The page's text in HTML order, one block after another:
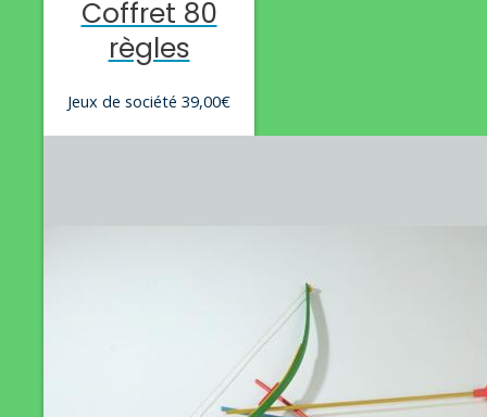
Coffret 80
règles
Jeux de société 39,00€